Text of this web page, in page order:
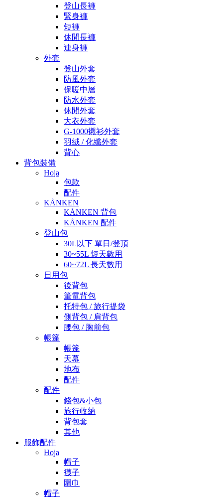
登山長褲
緊身褲
短褲
休閒長褲
連身褲
外套
登山外套
防風外套
保暖中層
防水外套
休閒外套
大衣外套
G-1000襯衫外套
羽絨 / 化纖外套
背心
背包裝備
Hoja
包款
配件
KÅNKEN
KÅNKEN 背包
KÅNKEN 配件
登山包
30L以下 單日/登頂
30~55L 短天數用
60~72L 長天數用
日用包
後背包
筆電背包
托特包 / 旅行提袋
側背包 / 肩背包
腰包 / 胸前包
帳篷
帳篷
天幕
地布
配件
配件
錢包&小包
旅行收納
背包套
其他
服飾配件
Hoja
帽子
襪子
圍巾
帽子